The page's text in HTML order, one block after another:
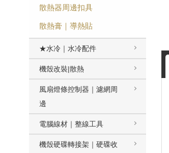
散熱器周邊扣具
散熱膏｜導熱貼
★水冷｜水冷配件
機殼改裝|散熱
風扇燈條控制器｜濾網周
邊
電腦線材｜整線工具
機殼硬碟轉接架｜硬碟收